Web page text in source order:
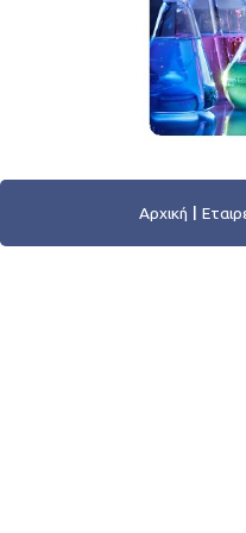
Αρχική